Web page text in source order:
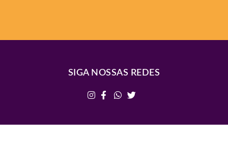
SIGA NOSSAS REDES